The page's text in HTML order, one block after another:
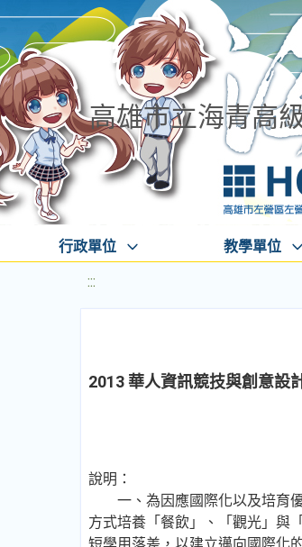
高雄市立海青高
行政單位 教學單位
:::
2013 華人資訊競技與創意設
說明：
一、為因應國際化以及培育優
方式培養「餐飲」、「觀光」與